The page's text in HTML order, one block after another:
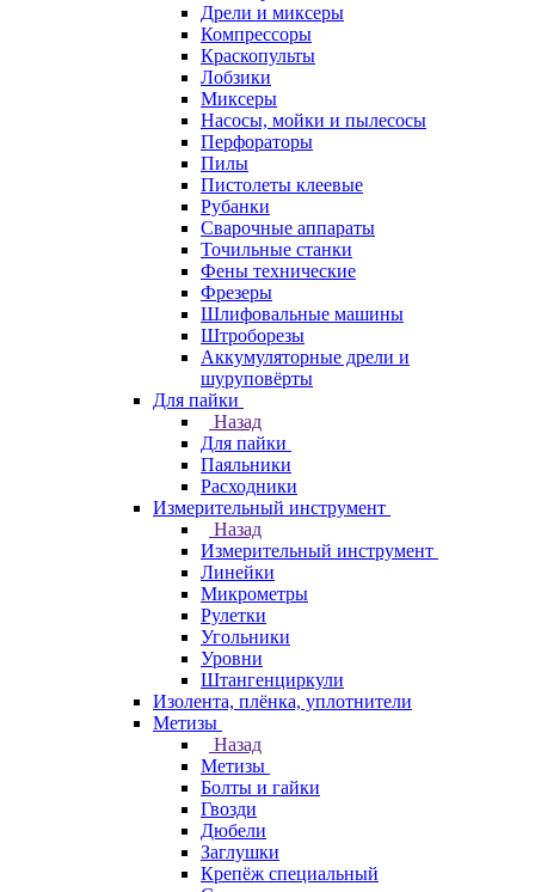
Дрели и миксеры
Компрессоры
Краскопульты
Лобзики
Миксеры
Насосы, мойки и пылесосы
Перфораторы
Пилы
Пистолеты клеевые
Рубанки
Сварочные аппараты
Точильные станки
Фены технические
Фрезеры
Шлифовальные машины
Штроборезы
Аккумуляторные дрели и
шуруповёрты
Для пайки
Назад
Для пайки
Паяльники
Расходники
Измерительный инструмент
Назад
Измерительный инструмент
Линейки
Микрометры
Рулетки
Угольники
Уровни
Штангенциркули
Изолента, плёнка, уплотнители
Метизы
Назад
Метизы
Болты и гайки
Гвозди
Дюбели
Заглушки
Крепёж специальный